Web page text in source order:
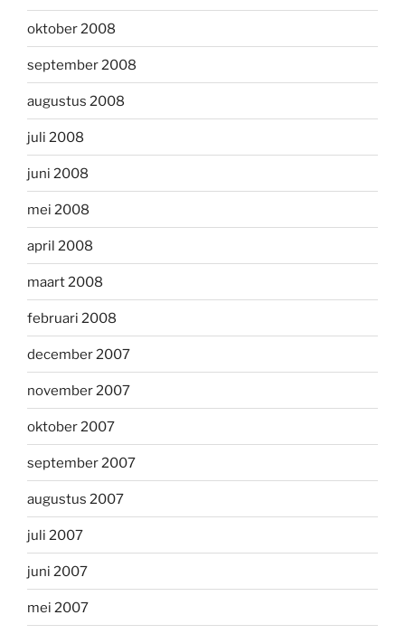
oktober 2008
september 2008
augustus 2008
juli 2008
juni 2008
mei 2008
april 2008
maart 2008
februari 2008
december 2007
november 2007
oktober 2007
september 2007
augustus 2007
juli 2007
juni 2007
mei 2007